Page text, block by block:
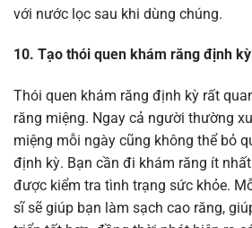
với nước lọc sau khi dùng chúng.
10. Tạo thói quen khám răng định kỳ
Thói quen khám răng định kỳ rất
răng miệng. Ngay cả người thường
miệng mỗi ngày cũng không thể bỏ
định kỳ. Bạn cần đi khám răng ít
được kiểm tra tình trạng sức khỏe.
sĩ sẽ giúp bạn làm sạch cao răng,